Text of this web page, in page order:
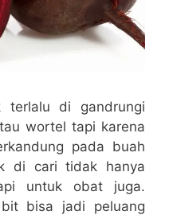
terlalu di gandrungi
wortel tapi karena
pada buah
di cari tidak hanya
untuk obat juga.
bisa jadi peluang